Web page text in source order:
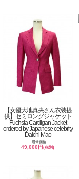
【女優大地真央さん衣装提
供】セミロングジャケット
Fuchsia Cardigan Jacket
ordered by Japanese celebrity
Daichi Mao
通常価格
49,000円(税別)